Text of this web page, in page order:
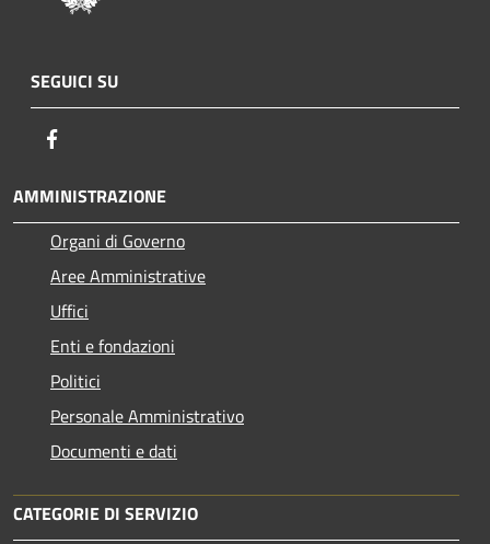
SEGUICI SU
AMMINISTRAZIONE
Organi di Governo
Aree Amministrative
Uffici
Enti e fondazioni
Politici
Personale Amministrativo
Documenti e dati
CATEGORIE DI SERVIZIO